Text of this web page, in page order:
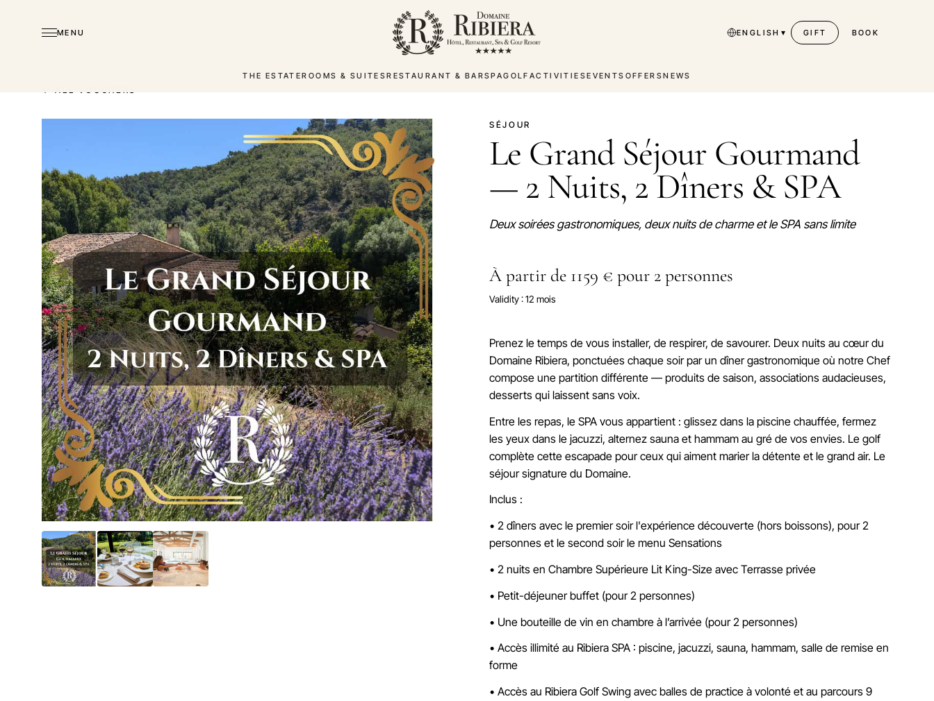
MENU ENGLISH ▾ GIFT BOOK
THE ESTATEROOMS & SUITESRESTAURANT & BARSPAGOLF ACTIVITIESEVENTS OFFERSNEWS
SÉJOUR
Le Grand Séjour Gourmand
— 2 Nuits, 2 Dîners & SPA
Deux soirées gastronomiques, deux nuits de charme et le SPA sans limite
À partir de 1159 € pour 2 personnes
Validity : 12 mois
Prenez le temps de vous installer, de respirer, de savourer. Deux nuits au cœur du
Domaine Ribiera, ponctuées chaque soir par un dîner gastronomique où notre Chef
compose une partition différente — produits de saison, associations audacieuses,
desserts qui laissent sans voix.
Entre les repas, le SPA vous appartient : glissez dans la piscine chauffée, fermez
les yeux dans le jacuzzi, alternez sauna et hammam au gré de vos envies. Le golf
complète cette escapade pour ceux qui aiment marier la détente et le grand air. Le
séjour signature du Domaine.
Inclus :
• 2 dîners avec le premier soir l'expérience découverte (hors boissons), pour 2
personnes et le second soir le menu Sensations
• 2 nuits en Chambre Supérieure Lit King-Size avec Terrasse privée
• Petit-déjeuner buffet (pour 2 personnes)
• Une bouteille de vin en chambre à l’arrivée (pour 2 personnes)
• Accès illimité au Ribiera SPA : piscine, jacuzzi, sauna, hammam, salle de remise en
forme
• Accès au Ribiera Golf Swing avec balles de practice à volonté et au parcours 9